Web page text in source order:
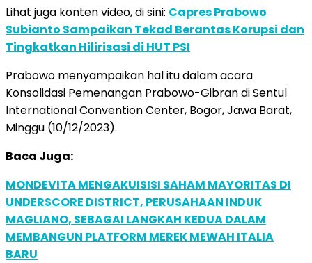
Lihat juga konten video, di sini: Capres Prabowo
Subianto Sampaikan Tekad Berantas Korupsi dan
Tingkatkan Hilirisasi di HUT PSI
Prabowo menyampaikan hal itu dalam acara
Konsolidasi Pemenangan Prabowo-Gibran di Sentul
International Convention Center, Bogor, Jawa Barat,
Minggu (10/12/2023).
Baca Juga:
MONDEVITA MENGAKUISISI SAHAM MAYORITAS DI
UNDERSCORE DISTRICT, PERUSAHAAN INDUK
MAGLIANO, SEBAGAI LANGKAH KEDUA DALAM
MEMBANGUN PLATFORM MEREK MEWAH ITALIA
BARU